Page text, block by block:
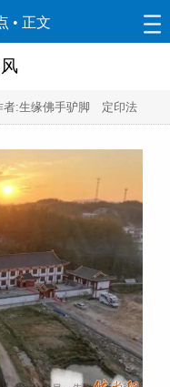
• 正文
者:生缘佛手驴脚 定印法